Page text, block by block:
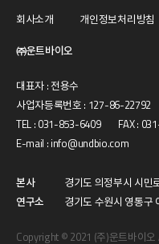
회사소개 개인정보처리방침
㈜운트바이오
대표자 : 전용수
사업자등록번호 : 127-86-22792
TEL : 031-853-6409 FAX :
E-mail : info@undbio.com
본사
경기도 의정부시 시민
연구소
경기도 수원시 영통구
Copyright © 2021 (주)운트바이